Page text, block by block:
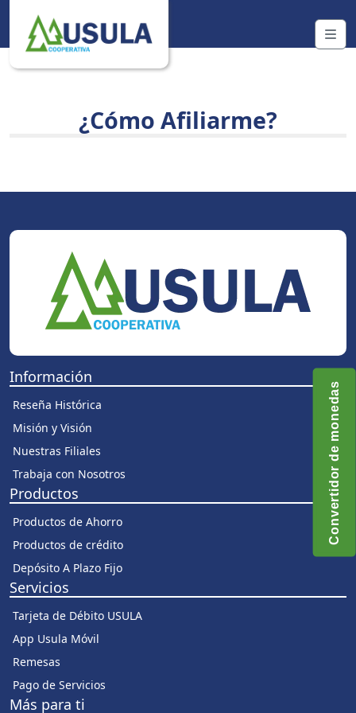
¿Cómo Afiliarme?
Información
Reseña Histórica
Misión y Visión
Nuestras Filiales
Trabaja con Nosotros
Productos
Productos de Ahorro
Productos de crédito
Depósito A Plazo Fijo
Servicios
Tarjeta de Débito USULA
App Usula Móvil
Remesas
Pago de Servicios
Más para ti
Convertidor de monedas